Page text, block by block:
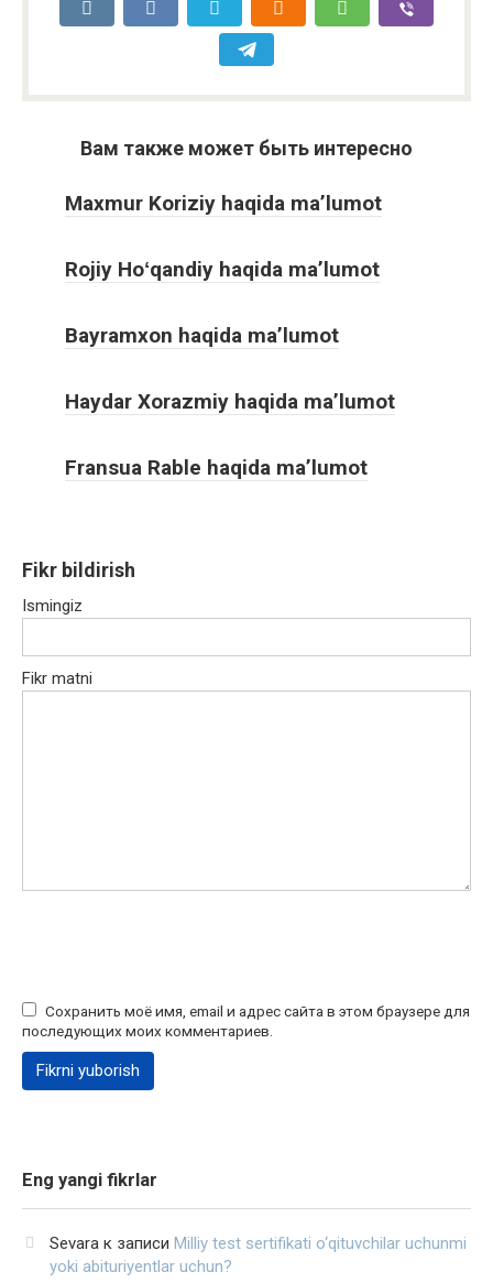
Вам также может быть интересно
Maxmur Koriziy haqida ma’lumot
Rojiy Hoʻqandiy haqida ma’lumot
Bayramxon haqida ma’lumot
Haydar Xorazmiy haqida ma’lumot
Fransua Rable haqida ma’lumot
Fikr bildirish
Ismingiz
Fikr matni
Сохранить моё имя, email и адрес сайта в этом браузере для
последующих моих комментариев.
Eng yangi fikrlar
Sevara к записи Milliy test sertifikati o‘qituvchilar uchunmi
yoki abituriyentlar uchun?